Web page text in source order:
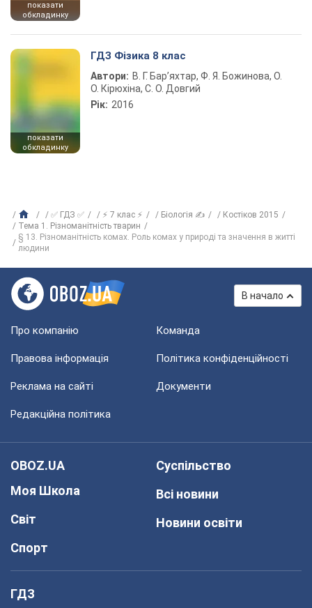
показати
обкладинку
показати
обкладинку
ГДЗ Фізика 8 клас
Автори: В. Г. Бар’яхтар, Ф. Я. Божинова, О.
О. Кірюхіна, С. О. Довгий
Рік: 2016
✅ ГДЗ ✅ ⚡ 7 клас ⚡ Біологія ✍
Костіков 2015
Тема 1. Різноманітність тварин
§ 13. Різноманітність комах. Роль комах у природі та значення в житті
людини
В начало
Про компанію Команда
Правова інформація Політика конфіденційності
Реклама на сайті Документи
Редакційна політика
OBOZ.UA
Моя Школа
Світ
Спорт
Суспільство
Всі новини
Новини освіти
ГДЗ